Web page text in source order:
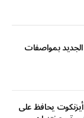
بمواصفات
أيزنكوت يحافظ على